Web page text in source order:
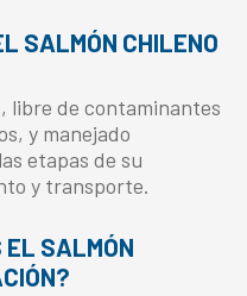
SALMÓN CHILENO
libre de contaminantes
y manejado
etapas de su
y transporte.
EL SALMÓN